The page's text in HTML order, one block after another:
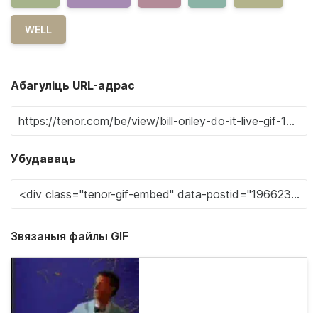
WELL
Абагуліць URL-адрас
Убудаваць
Звязаныя файлы GIF